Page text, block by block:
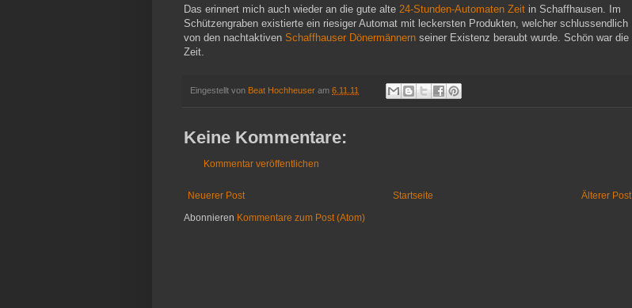
Das erinnert mich auch wieder an die gute alte 24-Stunden-Automaten Zeit in Schaffhausen. Im
Schützengraben existierte ein riesiger Automat mit leckersten Produkten, welcher schlussendlich
von den nachtaktiven Schaffhauser Dönermännern seiner Existenz beraubt wurde. Schön war die
Zeit.
Eingestellt von Beat Hochheuser am 6.11.11
Keine Kommentare:
Kommentar veröffentlichen
Neuerer Post Älterer Post
Startseite
Abonnieren Kommentare zum Post (Atom)